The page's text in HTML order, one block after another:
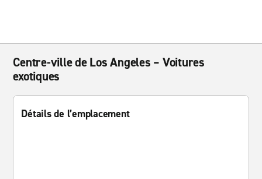
Centre-ville de Los Angeles – Voitures
exotiques
Détails de l’emplacement